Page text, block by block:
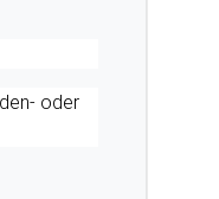
oder